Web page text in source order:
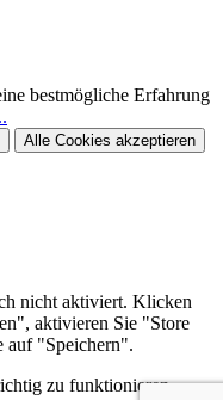
bestmögliche Erfahrung
Alle Cookies akzeptieren
nicht aktiviert. Klicken
aktivieren Sie "Store
auf "Speichern".
zu funktionieren.